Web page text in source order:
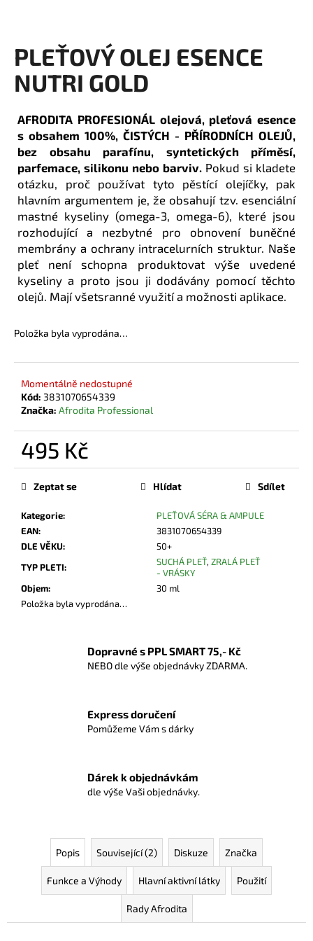
PLEŤOVÝ OLEJ ESENCE
NUTRI GOLD
AFRODITA PROFESIONÁL olejová, pleťová esence
s obsahem 100%, ČISTÝCH - PŘÍRODNÍCH OLEJŮ,
bez obsahu parafínu, syntetických příměsí,
parfemace, silikonu nebo barviv. Pokud si kladete
otázku, proč používat tyto pěstící olejíčky, pak
hlavním argumentem je, že obsahují tzv. esenciální
mastné kyseliny (omega-3, omega-6), které jsou
rozhodující a nezbytné pro obnovení buněčné
membrány a ochrany intracelurních struktur. Naše
pleť není schopna produktovat výše uvedené
kyseliny a proto jsou ji dodávány pomocí těchto
olejů. Mají všetsranné využití a možnosti aplikace.
Položka byla vyprodána…
Momentálně nedostupné
Kód: 3831070654339
Značka: Afrodita Professional
495 Kč
Měrná
Kategorie:
PLEŤOVÁ SÉRA & AMPULE
EAN:
3831070654339
DLE VĚKU:
50+
TYP PLETI: SUCHÁ PLEŤ, ZRALÁ PLEŤ
- VRÁSKY
Objem:
30 ml
Položka byla vyprodána…
Zeptat se Hlídat Sdílet
Dopravné s PPL SMART 75,- Kč
NEBO dle výše objednávky ZDARMA.
Express doručení
Pomůžeme Vám s dárky
Dárek k objednávkám
dle výše Vaši objednávky.
Popis Související (2) Diskuze Značka
Funkce a Výhody Hlavní aktivní látky Použití
Rady Afrodita
í
t
?
HLEDAT
D
o
p
o
r
u
u
e
m